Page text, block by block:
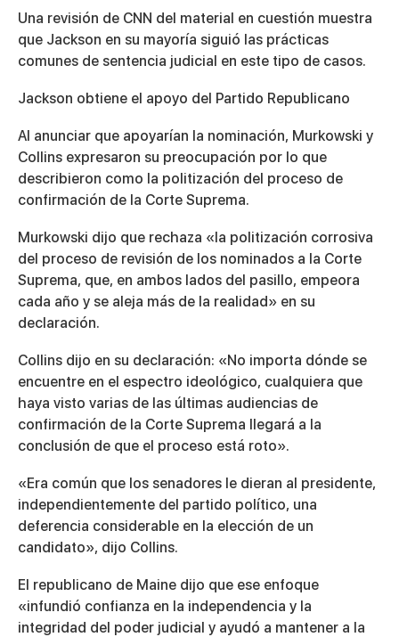
Una revisión de CNN del material en cuestión muestra
que Jackson en su mayoría siguió las prácticas
comunes de sentencia judicial en este tipo de casos.
Jackson obtiene el apoyo del Partido Republicano
Al anunciar que apoyarían la nominación, Murkowski y
Collins expresaron su preocupación por lo que
describieron como la politización del proceso de
confirmación de la Corte Suprema.
Murkowski dijo que rechaza «la politización corrosiva
del proceso de revisión de los nominados a la Corte
Suprema, que, en ambos lados del pasillo, empeora
cada año y se aleja más de la realidad» en su
declaración.
Collins dijo en su declaración: «No importa dónde se
encuentre en el espectro ideológico, cualquiera que
haya visto varias de las últimas audiencias de
confirmación de la Corte Suprema llegará a la
conclusión de que el proceso está roto».
«Era común que los senadores le dieran al presidente,
independientemente del partido político, una
deferencia considerable en la elección de un
candidato», dijo Collins.
El republicano de Maine dijo que ese enfoque
«infundió confianza en la independencia y la
integridad del poder judicial y ayudó a mantener a la